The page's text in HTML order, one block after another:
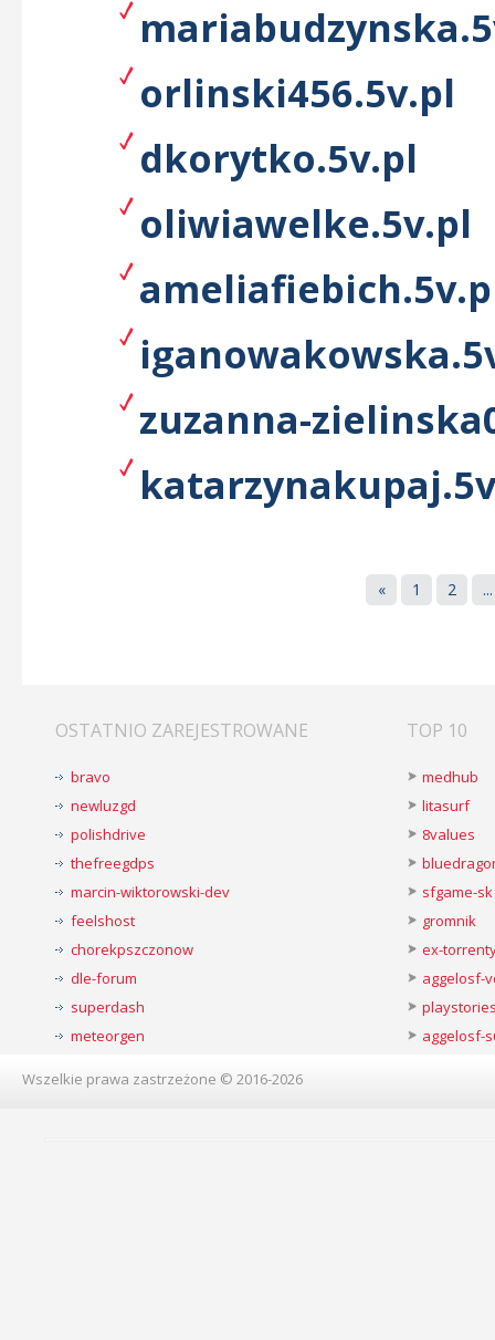
orlinski456.5v.pl
dkorytko.5v.pl
oliwiawelke.5v.pl
zuzanna-
« 1 2 ...
OSTATNIO ZAREJESTROWANE
bravo
newluzgd
polishdrive
thefreegdps
marcin-wiktorowski-dev
feelshost
chorekpszczonow
dle-forum
superdash
meteorgen
TOP 10
medhub
litasurf
8values
sfgame-sk
gromnik
ex-
aggelosf-
aggelosf-
Wszelkie prawa zastrzeżone © 2016-2026